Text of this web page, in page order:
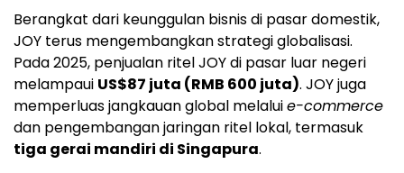
Berangkat dari keunggulan bisnis di pasar domestik,
JOY terus mengembangkan strategi globalisasi.
Pada 2025, penjualan ritel JOY di pasar luar negeri
melampaui US$87 juta (RMB 600 juta). JOY juga
memperluas jangkauan global melaluie-commerce
dan pengembangan jaringan ritel lokal, termasuk
tiga gerai mandiri di Singapura.